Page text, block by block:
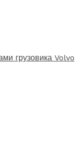
грузовика Volvo